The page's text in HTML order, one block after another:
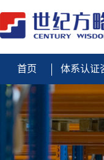
首页 体系认证